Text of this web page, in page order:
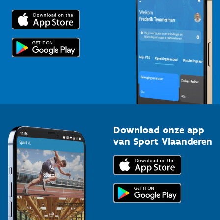
Trainers en begeleiders
Topsporters
Voor de pers
Download onze app
van Sport Vlaanderen